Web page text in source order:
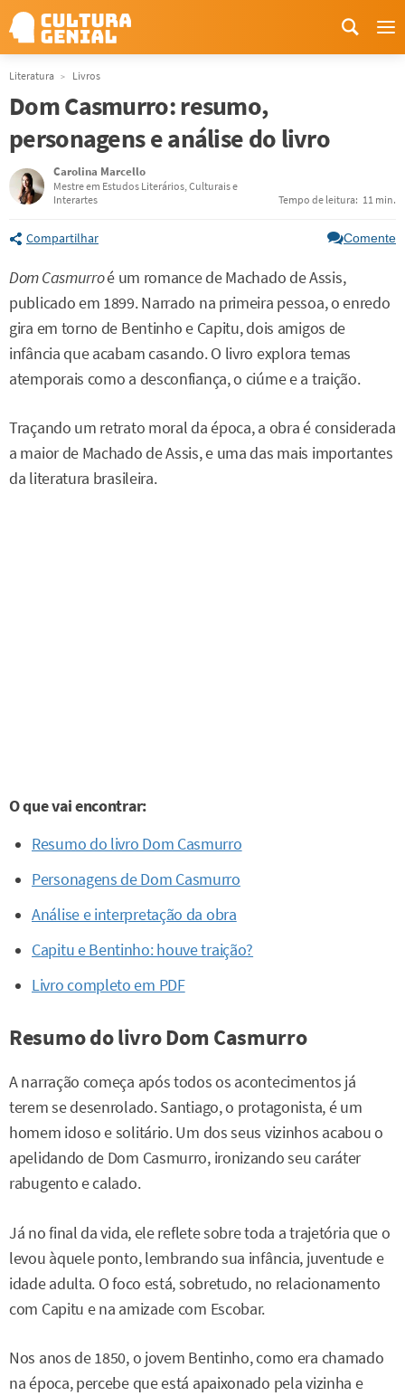
Literatura Livros
Dom Casmurro: resumo,
personagens e análise do livro
Carolina Marcello
Mestre em Estudos Literários, Culturais e
Interartes
Tempo de leitura: 11 min.
Compartilhar Comente
Dom Casmurroé um romance de Machado de Assis,
publicado em 1899. Narrado na primeira pessoa, o enredo
gira em torno de Bentinho e Capitu, dois amigos de
infância que acabam casando. O livro explora temas
atemporais como a desconfiança, o ciúme e a traição.
Traçando um retrato moral da época, a obra é considerada
a maior de Machado de Assis, e uma das mais importantes
da literatura brasileira.
O que vai encontrar:
Resumo do livro Dom Casmurro
Personagens de Dom Casmurro
Análise e interpretação da obra
Capitu e Bentinho: houve traição?
Livro completo em PDF
Resumo do livro Dom Casmurro
A narração começa após todos os acontecimentos já
terem se desenrolado. Santiago, o protagonista, é um
homem idoso e solitário. Um dos seus vizinhos acabou o
apelidando de Dom Casmurro, ironizando seu caráter
rabugento e calado.
Já no final da vida, ele reflete sobre toda a trajetória que o
levou àquele ponto, lembrando sua infância, juventude e
idade adulta. O foco está, sobretudo, no relacionamento
com Capitu e na amizade com Escobar.
Nos anos de 1850, o jovem Bentinho, como era chamado
na época, percebe que está apaixonado pela vizinha e